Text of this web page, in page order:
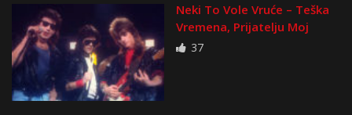
Neki To Vole Vruće – Teška
Vremena, Prijatelju Moj
37